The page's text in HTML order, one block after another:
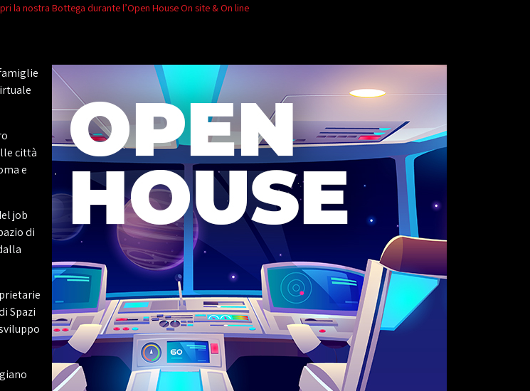
la nostra Bottega durante l’Open House On site & On line
città
e
job
di
Spazi